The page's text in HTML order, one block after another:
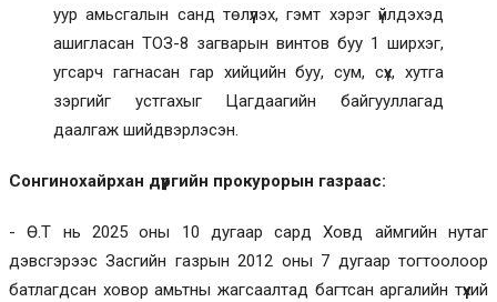
уур амьсгалын санд төлүүлэх, гэмт хэрэг үйлдэхэд
ашигласан ТОЗ-8 загварын винтов буу 1 ширхэг,
угсарч гагнасан гар хийцийн буу, сум, сүх, хутга
зэргийг устгахыг Цагдаагийн байгууллагад
даалгаж шийдвэрлэсэн.
Сонгинохайрхан дүүргийн прокурорын газраас:
- Ө.Т нь 2025 оны 10 дугаар сард Ховд аймгийн нутаг
дэвсгэрээс Засгийн газрын 2012 оны 7 дугаар тогтоолоор
батлагдсан ховор амьтны жагсаалтад багтсан аргалийн түүхий